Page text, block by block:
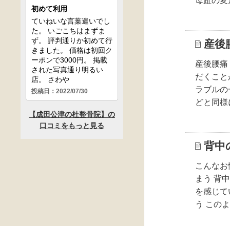
産後
産後腰
だくこ
ラブル
どと同
背中
こんな
まう 背
を感じ
う この